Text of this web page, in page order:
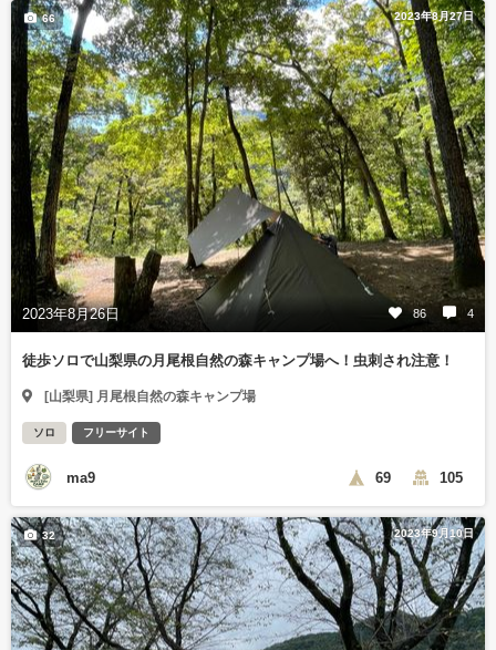
2023年8月27日
2023年8月26日 86 4
66
徒歩ソロで山梨県の月尾根自然の森キャンプ場へ！虫刺され注意！
[山梨県] 月尾根自然の森キャンプ場
ソロ フリーサイト
ma9 69 105
2023年9月10日
32